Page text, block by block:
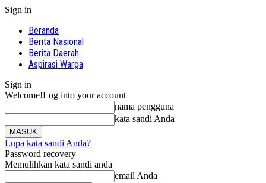
Sign in
Beranda
Berita Nasional
Berita Daerah
Aspirasi Warga
Sign in
Welcome!Log into your account
nama pengguna
kata sandi Anda
Lupa kata sandi Anda?
Password recovery
Memulihkan kata sandi anda
email Anda